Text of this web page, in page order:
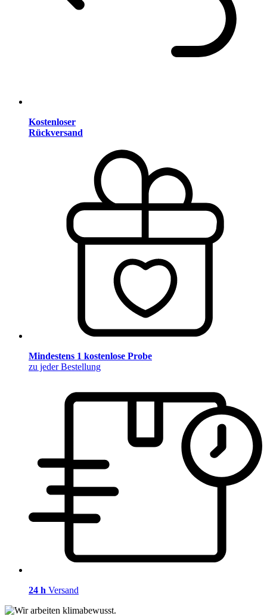
Kostenloser
Rückversand
Mindestens 1 kostenlose Probe
zu jeder Bestellung
24 h Versand